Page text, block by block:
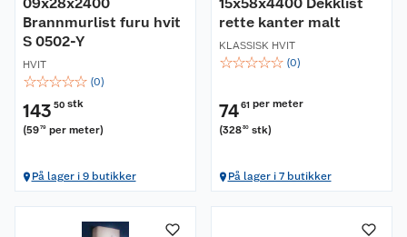
Brannmurlist furu hvit
S 0502-Y
HVIT
☆☆☆☆☆ (0)
143 50 stk
(5979 per meter)
På lager i 9 butikker
rette kanter malt
KLASSISK HVIT
☆☆☆☆☆ (0)
7461 per meter
(32830 stk)
På lager i 7 butikker